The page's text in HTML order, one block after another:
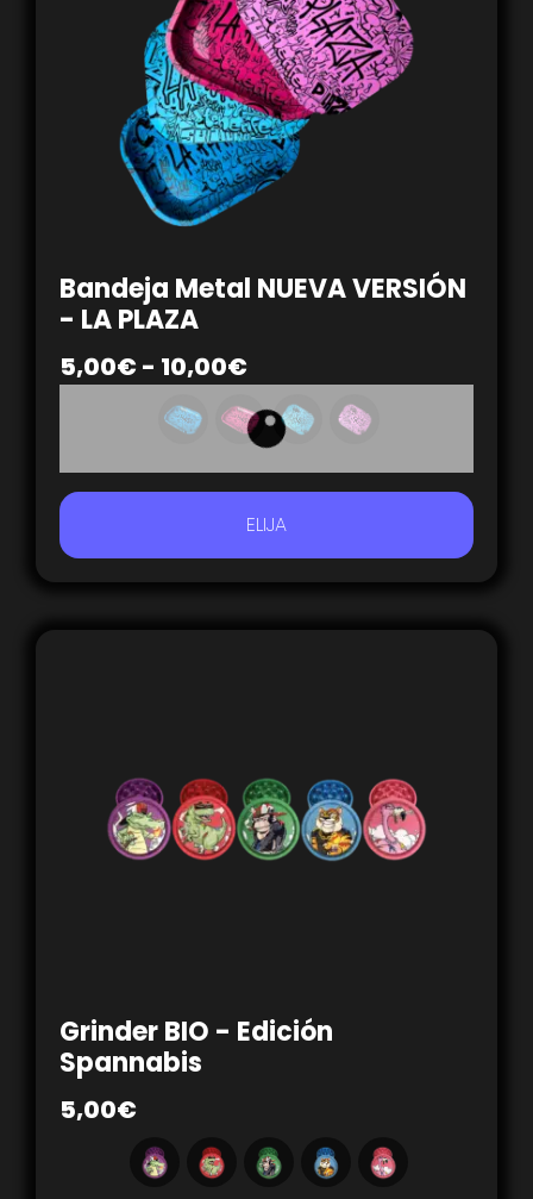
Bandeja Metal NUEVA VERSIÓN
- LA PLAZA
5,00€ - 10,00€
ELIJA
Grinder BIO - Edición
Spannabis
5,00€